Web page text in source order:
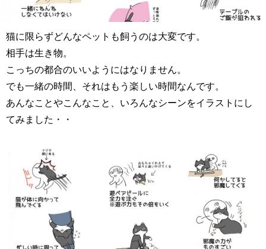
猫に限らずどんなペットも飼うのは大変です。
相手は生き物。
こっちの都合のいいようにはなりません。
でも一緒の時間、それはもう楽しい時間なんです。
あんなことやこんなこと、いろんなシーンをイラストにし
てみました・・